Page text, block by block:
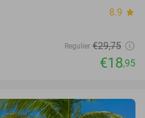
8.9 star
Regulier €29,75
€18,95